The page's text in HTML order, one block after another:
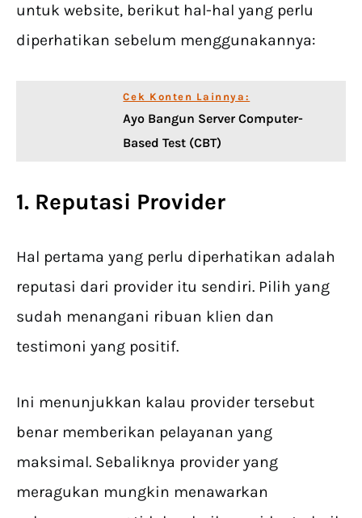
untuk website, berikut hal-hal yang perlu
diperhatikan sebelum menggunakannya:
Cek Konten Lainnya:
Ayo Bangun Server Computer-
Based Test (CBT)
1. Reputasi Provider
Hal pertama yang perlu diperhatikan adalah
reputasi dari provider itu sendiri. Pilih yang
sudah menangani ribuan klien dan
testimoni yang positif.
Ini menunjukkan kalau provider tersebut
benar memberikan pelayanan yang
maksimal. Sebaliknya provider yang
meragukan mungkin menawarkan